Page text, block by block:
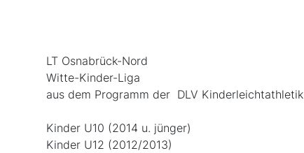
LT Osnabrück-Nord
Witte-Kinder-Liga
aus dem Programm der DLV Kinderleichtathletik
Kinder U10 (2014 u. jünger)
Kinder U12 (2012/2013)